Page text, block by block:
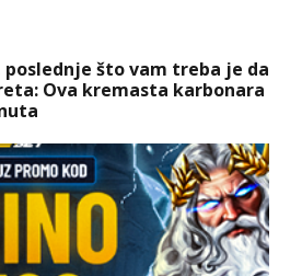
što vam treba je da
Ova kremasta karbonara